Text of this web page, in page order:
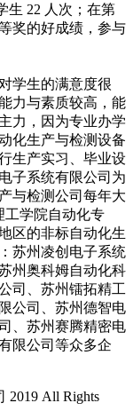
生 22 人次；在第
奖的好成绩，参与
学生的满意度很
力与素质较高，能
力，因为专业办学
化生产与检测设备
生产实习、毕业设
子系统有限公司为
与检测公司每年大
学院自动化专
区的非标自动化生
苏州凌创电子系统
州奥科姆自动化科
司、苏州镭拓精工
公司、苏州德智电
、苏州赛腾精密电
限公司等众多企
2019 All Rights